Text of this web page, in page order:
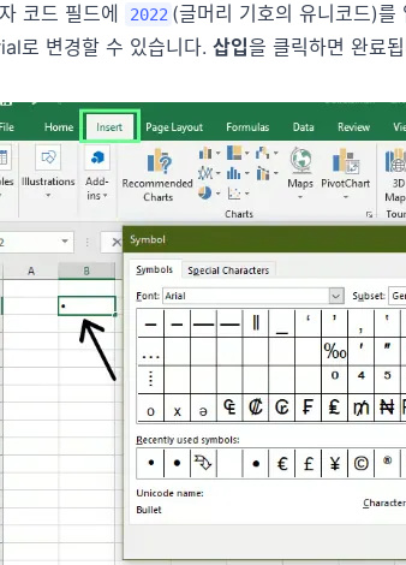
코드 필드에
2022 (글머리 기호의 유니코드)
로 변경할 수 있습니다. 삽입을 클릭하면 완료